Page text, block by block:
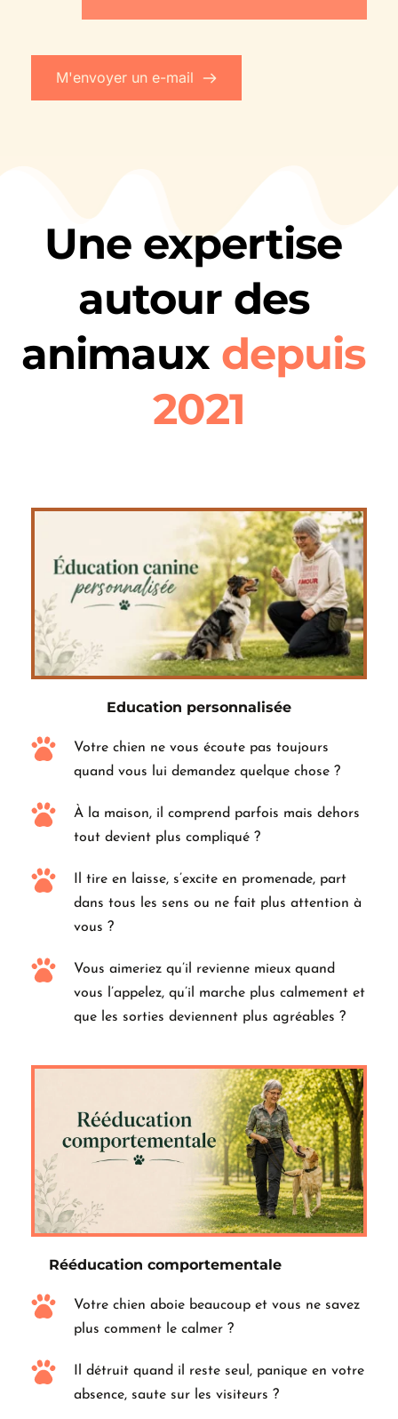
M'envoyer un e-mail
Une expertise
autour des
animaux depuis
2021
Education personnalisée
Votre chien ne vous écoute pas toujours
quand vous lui demandez quelque chose ?
À la maison, il comprend parfois mais dehors
tout devient plus compliqué ?
Il tire en laisse, s’excite en promenade, part
dans tous les sens ou ne fait plus attention à
vous ?
Vous aimeriez qu’il revienne mieux quand
vous l’appelez, qu’il marche plus calmement et
que les sorties deviennent plus agréables ?
Rééducation comportementale
Votre chien aboie beaucoup et vous ne savez
plus comment le calmer ?
Il détruit quand il reste seul, panique en votre
absence, saute sur les visiteurs ?